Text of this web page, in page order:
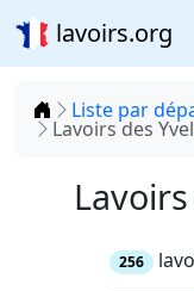
lavoirs.org
Accueil
Liste par
Lavoirs des
256